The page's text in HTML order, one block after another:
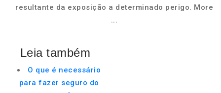
resultante da exposição a determinado perigo. More
...
Leia também
O que é necessário
para fazer seguro do